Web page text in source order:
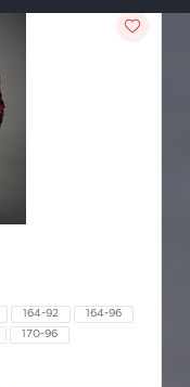
164-92 164-96
170-96